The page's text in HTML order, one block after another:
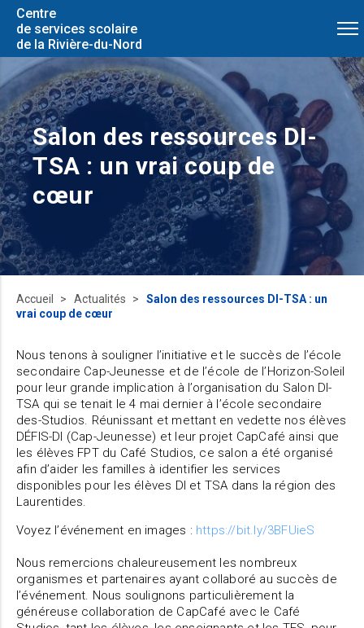
Centre
de services scolaire
de la Rivière-du-Nord
Salon des ressources DI-
TSA : un vrai coup de
cœur
Accueil Actualités
Salon des ressources DI-TSA : un
vrai coup de cœur
Nous tenons à souligner l’initiative et le succès de l’école
secondaire Cap-Jeunesse et de l’école de l’Horizon-Soleil
pour leur grande implication à l’organisation du Salon DI-
TSA qui se tenait le 4 mai dernier à l’école secondaire
des-Studios. Réunissant et mettant en vedette nos élèves
DÉFIS-DI (Cap-Jeunesse) et leur projet CapCafé ainsi que
les élèves FPT du Café Studios, ce salon a été organisé
afin d’aider les familles à identifier les services
disponibles pour les élèves DI et TSA dans la région des
Laurentides.
Voyez l’événement en images : https://bit.ly/3BFUieS
Nous remercions chaleureusement les nombreux
organismes et partenaires ayant collaboré au succès de
l’événement. Nous soulignons particulièrement la
généreuse collaboration de CapCafé avec le Café